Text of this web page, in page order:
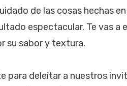
de las cosas hechas
espectacular. Te vas a
su sabor y textura.
para deleitar a nuestros